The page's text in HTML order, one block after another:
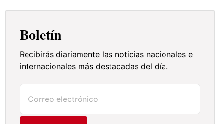
Boletín
Recibirás diariamente las noticias nacionales e
internacionales más destacadas del día.